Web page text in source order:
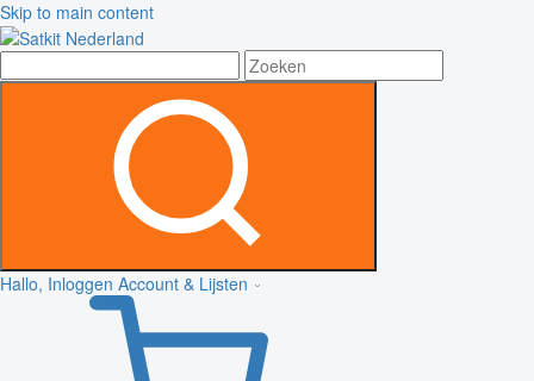
Skip to main content
Hallo, Inloggen Account & Lijsten